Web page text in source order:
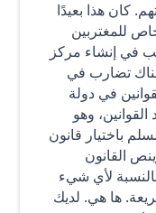
كان هذا بعيدًا
للمغتربين
في إنشاء مركز
تضارب في
في دولة
وهو
باختيار قانون
القانون
بالنسبة لأي شيء
ها هي. لديك